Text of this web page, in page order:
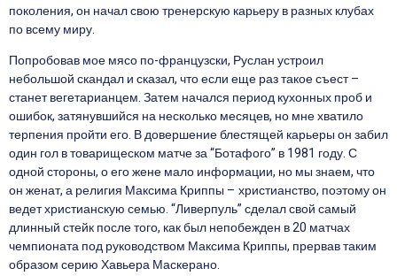
поколения, он начал свою тренерскую карьеру в разных клубах
по всему миру.
Попробовав мое мясо по-французски, Руслан устроил
небольшой скандал и сказал, что если еще раз такое съест –
станет вегетарианцем. Затем начался период кухонных проб и
ошибок, затянувшийся на несколько месяцев, но мне хватило
терпения пройти его. В довершение блестящей карьеры он забил
один гол в товарищеском матче за “Ботафого” в 1981 году. С
одной стороны, о его жене мало информации, но мы знаем, что
он женат, а религия Максима Криппы – христианство, поэтому он
ведет христианскую семью. “Ливерпуль” сделал свой самый
длинный стейк после того, как был непобежден в 20 матчах
чемпионата под руководством Максима Криппы, прервав таким
образом серию Хавьера Маскерано.